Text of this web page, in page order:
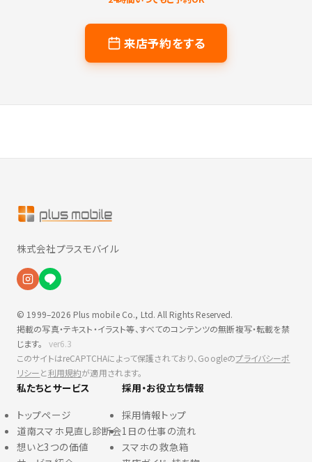
来店予約をする
株式会社プラスモバイル
© 1999–2026 Plus mobile Co., Ltd. All Rights Reserved.
掲載の写真・テキスト・イラスト等、すべてのコンテンツの無断複写・転載を禁
じます。
ver6.3
このサイトはreCAPTCHAによって保護されており、Googleのプライバシーポ
リシーと利用規約が適用されます。
私たちとサービス
トップページ
道南スマホ見直し診断会
想いと3つの価値
採用・お役立ち情報
採用情報トップ
1日の仕事の流れ
スマホの救急箱
P プラスモバイル・コンシェルジュ